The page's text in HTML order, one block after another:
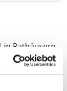
Rathäusern,
in der